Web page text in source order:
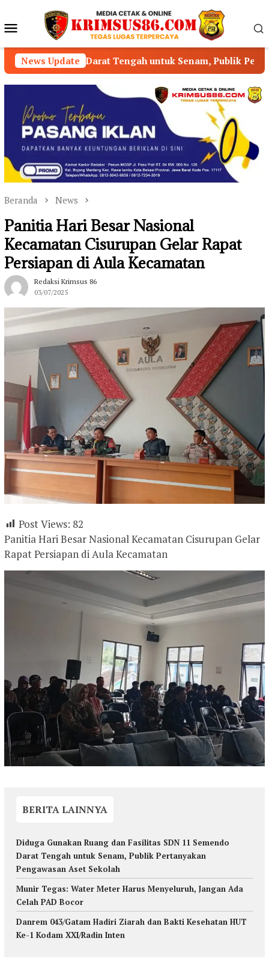
konten Menu
Mobile
News Update
Darat Tengah untuk Senam, Publik Pertanyakan
Beranda News
Panitia Hari Besar Nasional
Kecamatan Cisurupan Gelar Rapat
Persiapan di Aula Kecamatan
Redaksi Krimsus 86
03/07/2025
Post Views: 82
Panitia Hari Besar Nasional Kecamatan Cisurupan Gelar
Rapat Persiapan di Aula Kecamatan
BERITA LAINNYA
Diduga Gunakan Ruang dan Fasilitas SDN 11 Semendo
Darat Tengah untuk Senam, Publik Pertanyakan
Pengawasan Aset Sekolah
Munir Tegas: Water Meter Harus Menyeluruh, Jangan Ada
Celah PAD Bocor
Danrem 043/Gatam Hadiri Ziarah dan Bakti Kesehatan HUT
Ke-1 Kodam XXI/Radin Inten